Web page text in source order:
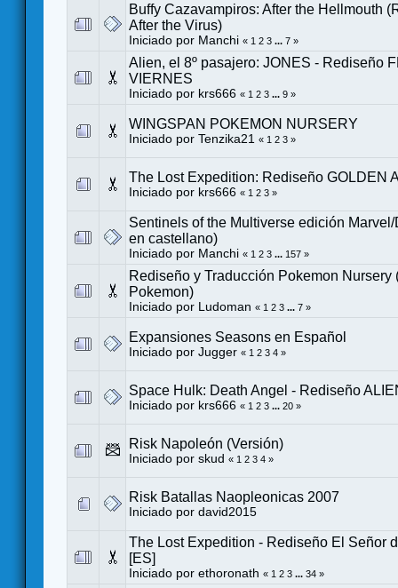
Buffy Cazavampiros: After the Hellmouth
After the Virus)
Iniciado por Manchi « 1 2 3 ... 7 »
Alien, el 8º pasajero: JONES - Rediseño
VIERNES
Iniciado por krs666 « 1 2 3 ... 9 »
WINGSPAN POKEMON NURSERY
Iniciado por Tenzika21 « 1 2 3 »
The Lost Expedition: Rediseño GOLDEN
Iniciado por krs666 « 1 2 3 »
Sentinels of the Multiverse edición
en castellano)
Iniciado por Manchi « 1 2 3 ... 157 »
Rediseño y Traducción Pokemon Nursery
Pokemon)
Iniciado por Ludoman « 1 2 3 ... 7 »
Expansiones Seasons en Español
Iniciado por Jugger « 1 2 3 4 »
Space Hulk: Death Angel - Rediseño
Iniciado por krs666 « 1 2 3 ... 20 »
Risk Napoleón (Versión)
Iniciado por skud « 1 2 3 4 »
Risk Batallas Naopleonicas 2007
Iniciado por david2015
The Lost Expedition - Rediseño El Señor
[ES]
Iniciado por ethoronath « 1 2 3 ... 34 »